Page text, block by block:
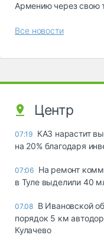
Армению через свою
Все новости
Центр
07:19 КАЗ нарастит
на 20% благодаря
07:06 На ремонт
в Туле выделили 40
07.08 В Ивановской
порядок 5 км
Кулачево